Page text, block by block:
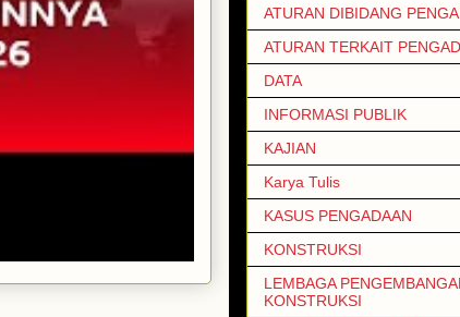
ATURAN DIBIDANG
ATURAN TERKAIT
DATA
INFORMASI PUBLIK
KAJIAN
Karya Tulis
KASUS PENGADAAN
KONSTRUKSI
LEMBAGA
KONSTRUKSI